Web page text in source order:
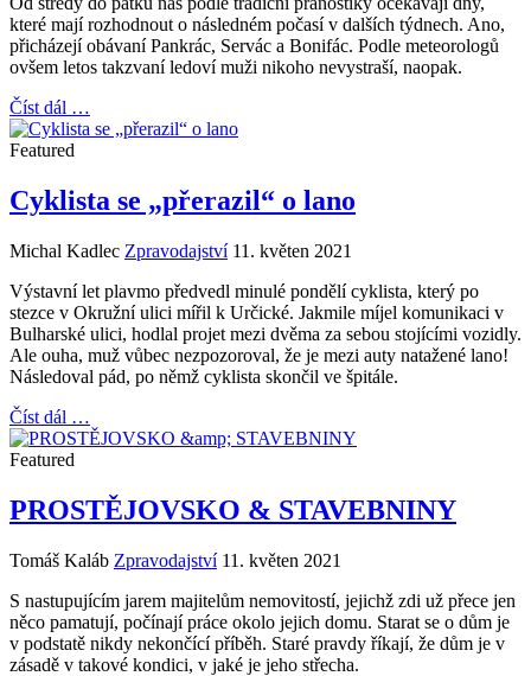
které mají rozhodnout o následném počasí v dalších týdnech. Ano,
přicházejí obávaní Pankrác, Servác a Bonifác. Podle meteorologů
ovšem letos takzvaní ledoví muži nikoho nevystraší, naopak.
Číst dál …
Featured
Cyklista se „přerazil“ o lano
Michal Kadlec Zpravodajství 11. květen 2021
Výstavní let plavmo předvedl minulé pondělí cyklista, který po
stezce v Okružní ulici mířil k Určické. Jakmile míjel komunikaci v
Bulharské ulici, hodlal projet mezi dvěma za sebou stojícími vozidly.
Ale ouha, muž vůbec nezpozoroval, že je mezi auty natažené lano!
Následoval pád, po němž cyklista skončil ve špitále.
Číst dál …
Featured
PROSTĚJOVSKO & STAVEBNINY
Tomáš Kaláb Zpravodajství 11. květen 2021
S nastupujícím jarem majitelům nemovitostí, jejichž zdi už přece jen
něco pamatují, počínají práce okolo jejich domu. Starat se o dům je
v podstatě nikdy nekončící příběh. Staré pravdy říkají, že dům je v
zásadě v takové kondici, v jaké je jeho střecha.